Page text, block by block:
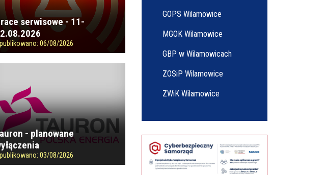
serwisowe - 11-
06/08/2026
- planowane
03/08/2026
GOPS Wilamowice
MGOK Wilamowice
GBP w Wilamowicach
ZOSiP Wilamowice
ZWiK Wilamowice